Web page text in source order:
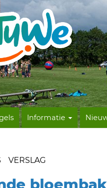
Informatie
VERSLAG